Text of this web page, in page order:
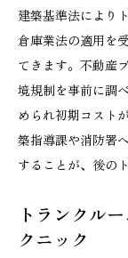
建築基準法により
倉庫業法の適用を
てきます。不動産
境規制を事前に調
められ初期コスト
築指導課や消防署
することが、後の
トランクル
クニック